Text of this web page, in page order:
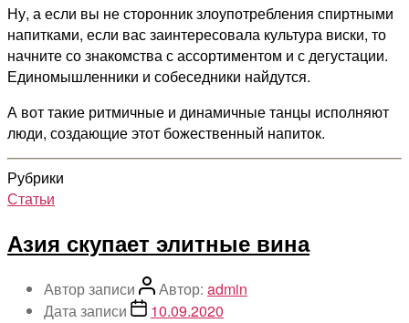
Ну, а если вы не сторонник злоупотребления спиртными
напитками, если вас заинтересовала культура виски, то
начните со знакомства с ассортиментом и с дегустации.
Единомышленники и собеседники найдутся.
А вот такие ритмичные и динамичные танцы исполняют
люди, создающие этот божественный напиток.
Рубрики
Статьи
Азия скупает элитные вина
Автор записи Автор: admin
Дата записи
10.09.2020